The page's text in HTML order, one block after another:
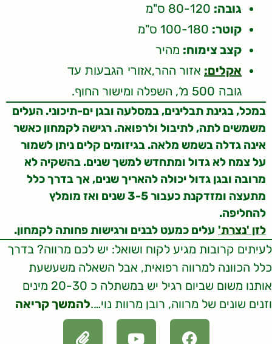
גובה:
קוטר:
קצב צימוח: מהיר
אקלים: אזור ההר,אזורי הגבעות עד
גובה 500 מ‘, השפלה ומישור החוף.
במכל, בגינת תבלינים, במסלעה ובגן ים-תיכוני. העלים
משמשים לתה, לתיבול ולרפואה. רגישה לקמחון כאשר
אינה גדלה בשמש מלאה. בגיזומים קלים ניתן לשמור
על צמח לא גדול ומתחדש למשך שנים. בהשקיה לא
מרובה ובגן גדול יכולה להאריך שנים, אך בדרך כלל
מתעצה ומזדקנת כעבור 3-5 שנים ואז מומלץ
להחליפה.
לזן 'נצרת' עלים כמעט לבנים ורגישות פחותה לקמחון.
לעיתים קרובות מגיע לקוח ושואל: יש לכם מרווה? בדרך
כלל הכוונה למרווה רפואית, אבל השאלה משעשעת
אותנו משום שביום רגיל יש במשתלה כ 20-30 מינים
וזנים שונים של מרווה, רובן מרוות נוי….להמשך קריאה